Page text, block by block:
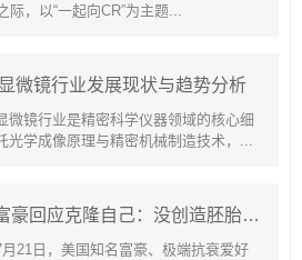
际，以“一起向CR”为主题...
微镜行业发展现状与趋势分析
行业是精密科学仪器领域的核心细
光学成像原理与精密机械制造技术，...
美国换血富豪回应克隆自己：没创造胚胎只是将实际细胞年龄归为零岁
21日，美国知名富豪、极端抗衰爱好